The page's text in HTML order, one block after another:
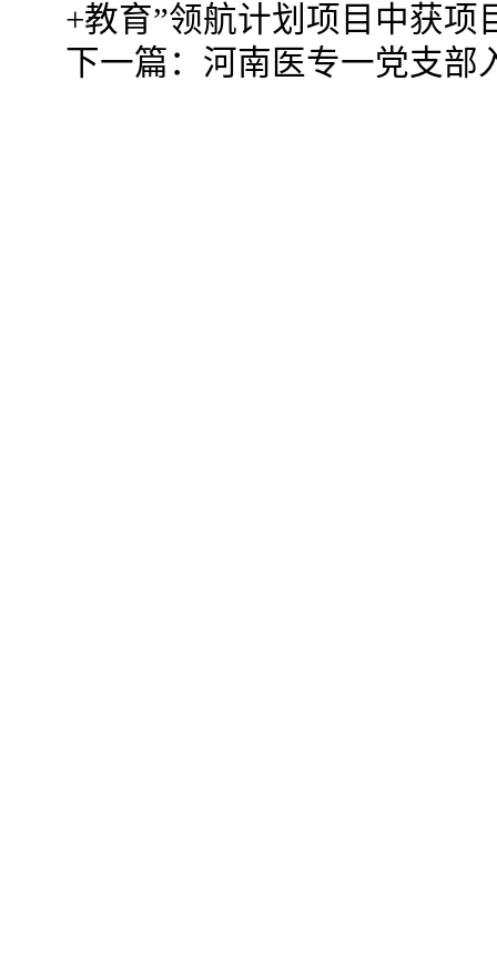
+教育”领航计划项目中获项
下一篇： 河南医专一党支部